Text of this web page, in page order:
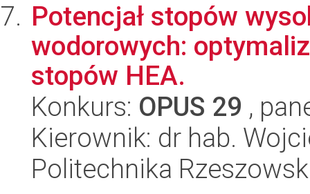
Potencjał stopów
wodorowych:
stopów HEA.
Konkurs: OPUS 29 ,
Kierownik: dr hab.
Politechnika